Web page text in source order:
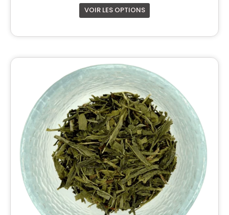
VOIR LES OPTIONS
Ce
produit
a
plusieurs
variations.
Les
options
peuvent
être
choisies
sur
la
page
du